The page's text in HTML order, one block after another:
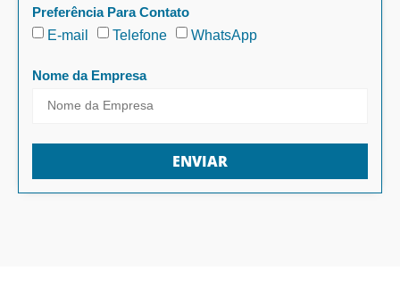
Preferência Para Contato
E-mail
Telefone WhatsApp
Nome da Empresa
ENVIAR